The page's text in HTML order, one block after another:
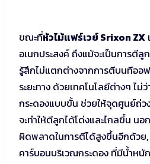
ขณะที่หัวไม้แฟร์เวย์ Srixon ZX
อเนกประสงค์ ถึงแม้จะเป็นการตีลู
รู้สึกไม่แตกต่างจากการตีบนทีออฟ
ระยะทาง ด้วยเทคโนโลยีต่างๆ ไม่
กระดองแบบขั้น ช่วยให้จุดศูนย์ถ่ว
จะทำให้ตีลูกได้โด่งและไกลขึ้น น
ผิดพลาดในการตีได้สูงขึ้นอีกด้วย
คาร์บอนบริเวณกระดอง ที่มีน้ำหนั